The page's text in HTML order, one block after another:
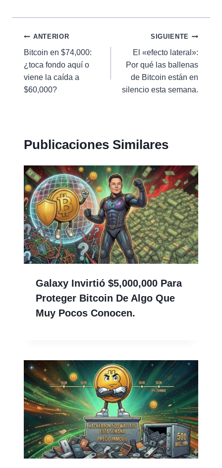
Navegación
de
entradas
ANTERIOR
Bitcoin en $74,000:
¿toca fondo aquí o
viene la caída a
$60,000?
SIGUIENTE
El «efecto lateral»:
Por qué las ballenas
de Bitcoin están en
silencio esta semana.
Publicaciones Similares
Galaxy Invirtió $5,000,000 Para
Proteger Bitcoin De Algo Que
Muy Pocos Conocen.